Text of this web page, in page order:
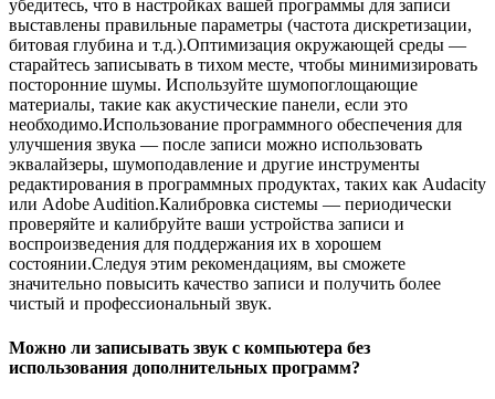
убедитесь, что в настройках вашей программы для записи
выставлены правильные параметры (частота дискретизации,
битовая глубина и т.д.).Оптимизация окружающей среды —
старайтесь записывать в тихом месте, чтобы минимизировать
посторонние шумы. Используйте шумопоглощающие
материалы, такие как акустические панели, если это
необходимо.Использование программного обеспечения для
улучшения звука — после записи можно использовать
эквалайзеры, шумоподавление и другие инструменты
редактирования в программных продуктах, таких как Audacity
или Adobe Audition.Калибровка системы — периодически
проверяйте и калибруйте ваши устройства записи и
воспроизведения для поддержания их в хорошем
состоянии.Следуя этим рекомендациям, вы сможете
значительно повысить качество записи и получить более
чистый и профессиональный звук.
Можно ли записывать звук с компьютера без
использования дополнительных программ?